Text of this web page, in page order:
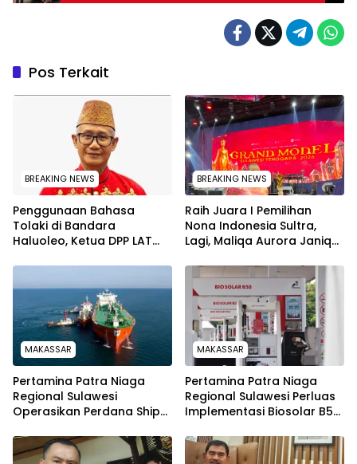
Pos Terkait
BREAKING NEWS
Penggunaan Bahasa
Tolaki di Bandara
Haluoleo, Ketua DPP LAT
Langkah Pelestarian
Budaya
BREAKING NEWS
‎Raih Juara I Pemilihan
Nona Indonesia Sultra,
Lagi, Maliqa Aurora Janiqa
Tingkat Nasional pada
Pemilihan NONA Indonesia
MAKASSAR
Pertamina Patra Niaga
Regional Sulawesi
Operasikan Perdana Ship
Perkuat Distribusi B50 di
Kawasan Timur Sulawesi
MAKASSAR
Pertamina Patra Niaga
Regional Sulawesi Perluas
Implementasi Biosolar B50,
590 SPBU